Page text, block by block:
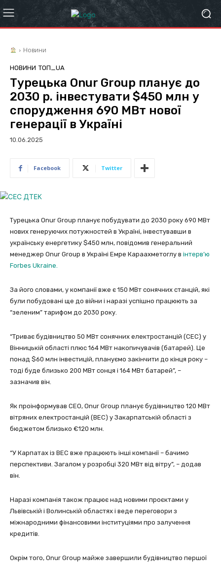
Новини
НОВИНИ ТОП_UA
Турецька Onur Group планує до
2030 р. інвестувати $450 млн у
спорудження 690 МВт нової
генерації в Україні
10.06.2025
Facebook Twitter
Турецька Onur Group планує побудувати до 2030 року 690 МВт
нових генеруючих потужностей в Україні, інвестувавши в
українську енергетику $450 млн, повідомив генеральний
менеджер Onur Group в Україні Емре Караахметоглу в інтерв’ю
Forbes Ukraine.
За його словами, у компанії вже є 150 МВт сонячних станцій, які
були побудовані ще до війни і наразі успішно працюють за
“зеленим” тарифом до 2030 року.
“Триває будівництво 50 МВт сонячних електростанцій (СЕС) у
Вінницькій області плюс 164 МВт накопичувачів (батарей). Це
понад $60 млн інвестицій, плануємо закінчити до кінця року –
тоді буде близько 200 МВт сонця і 164 МВт батарей”, –
зазначив він.
Як проінформував CEO, Onur Group планує будівництво 120 МВт
вітряних електростанцій (ВЕС) у Закарпатській області з
бюджетом близько €120 млн.
“У Карпатах із ВЕС вже працюють інші компанії – бачимо
перспективи. Загалом у розробці 320 МВт від вітру”, – додав
він.
Наразі компанія також працює над новими проєктами у
Львівській і Волинській областях і веде переговори з
міжнародними фінансовими інституціями про залучення
кредитів.
Окрім того, Onur Group майже завершили будівництво першої